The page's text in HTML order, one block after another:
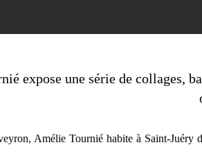
expose une série de collages,
Amélie Tournié habite à Saint-Juéry